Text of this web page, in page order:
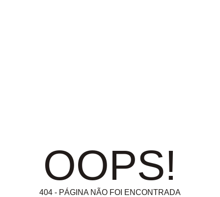
OOPS!
404 - PÁGINA NÃO FOI ENCONTRADA